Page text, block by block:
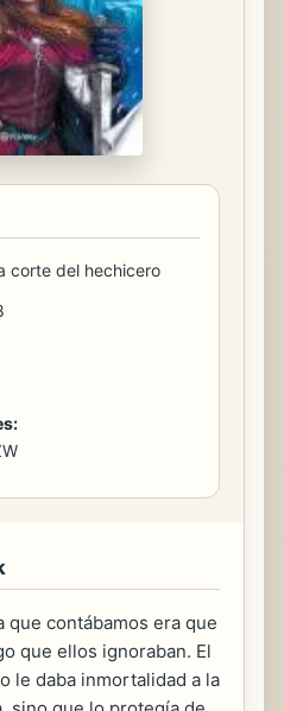
corte del hechicero
que contábamos era que
que ellos ignoraban. El
le daba inmortalidad a la